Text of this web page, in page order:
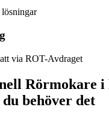
via ROT-Avdraget
Rörmokare
behöver det